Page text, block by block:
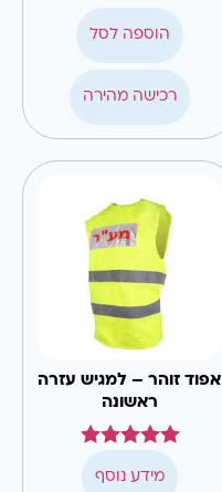
הוספה לסל
רכישה מהירה
אפוד זוהר – למגיש עזרה
ראשונה
5.00
מידע נוסף